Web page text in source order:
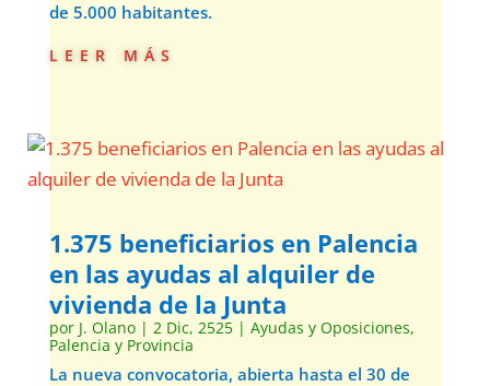
de 5.000 habitantes.
leer más
1.375 beneficiarios en Palencia
en las ayudas al alquiler de
vivienda de la Junta
por J. Olano| 2 Dic, 2525| Ayudas y Oposiciones,
Palencia y Provincia
La nueva convocatoria, abierta hasta el 30 de